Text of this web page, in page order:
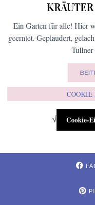
Ein Garten für alle! Hier
geerntet. Geplaudert,
√ Cookie-